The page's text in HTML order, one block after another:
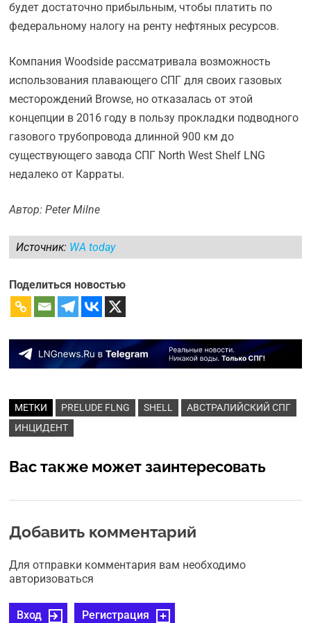
будет достаточно прибыльным, чтобы платить по
федеральному налогу на ренту нефтяных ресурсов.
Компания Woodside рассматривала возможность
использования плавающего СПГ для своих газовых
месторождений Browse, но отказалась от этой
концепции в 2016 году в пользу прокладки подводного
газового трубопровода длинной 900 км до
существующего завода СПГ North West Shelf LNG
недалеко от Карраты.
Автор: Peter Milne
Источник: WA today
Поделиться новостью
МЕТКИ PRELUDE FLNG SHELL
АВСТРАЛИЙСКИЙ СПГ
ИНЦИДЕНТ
Вас также может заинтересовать
Добавить комментарий
Для отправки комментария вам необходимо
авторизоваться
Вход Регистрация